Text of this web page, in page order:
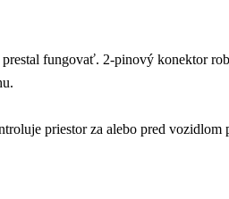
fungovať. 2-pinový konektor
priestor za alebo pred vozidlom